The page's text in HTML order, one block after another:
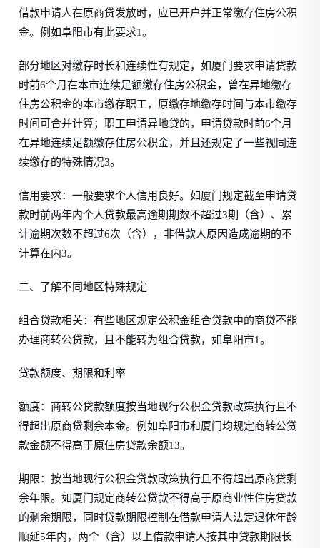
借款申请人在原商贷发放时，应已开户并正常缴存住房公积
金。例如阜阳市有此要求1。
部分地区对缴存时长和连续性有规定，如厦门要求申请贷款
时前6个月在本市连续足额缴存住房公积金，曾在异地缴存
住房公积金的本市缴存职工，原缴存地缴存时间与本市缴存
时间可合并计算；职工申请异地贷的，申请贷款时前6个月
在异地连续足额缴存住房公积金，并且还规定了一些视同连
续缴存的特殊情况3。
信用要求：一般要求个人信用良好。如厦门规定截至申请贷
款时前两年内个人贷款最高逾期期数不超过3期（含）、累
计逾期次数不超过6次（含），非借款人原因造成逾期的不
计算在内3。
二、了解不同地区特殊规定
组合贷款相关：有些地区规定公积金组合贷款中的商贷不能
办理商转公贷款，且不能转为组合贷款，如阜阳市1。
贷款额度、期限和利率
额度：商转公贷款额度按当地现行公积金贷款政策执行且不
得超出原商贷剩余本金。例如阜阳市和厦门均规定商转公贷
款金额不得高于原住房贷款余额13。
期限：按当地现行公积金贷款政策执行且不得超出原商贷剩
余年限。如厦门规定商转公贷款不得高于原商业性住房贷款
的剩余期限，同时贷款期限控制在借款申请人法定退休年龄
顺延5年内，两个（含）以上借款申请人按其中贷款期限长